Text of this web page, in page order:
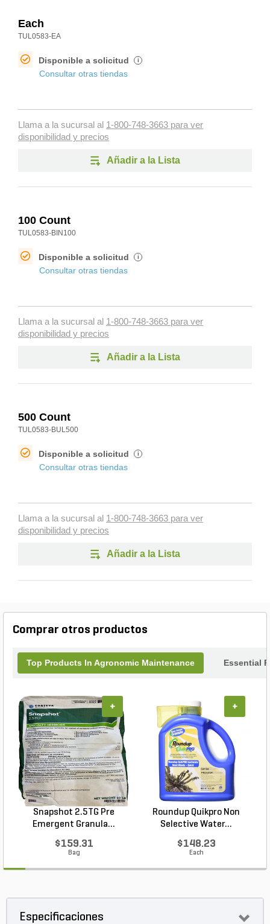
Each
TUL0583-EA
Disponible a solicitud i
Consultar otras tiendas
Llama a la sucursal al 1-800-748-3663 para ver
disponibilidad y precios
Añadir a la Lista
100 Count
TUL0583-BIN100
Disponible a solicitud i
Consultar otras tiendas
Llama a la sucursal al 1-800-748-3663 para ver
disponibilidad y precios
Añadir a la Lista
500 Count
TUL0583-BUL500
Disponible a solicitud i
Consultar otras tiendas
Llama a la sucursal al 1-800-748-3663 para ver
disponibilidad y precios
Añadir a la Lista
Comprar otros productos
Top Products In Agronomic Maintenance Essential
Snapshot 2.5TG Pre
Emergent Granula...
$159.31
Bag
+
Roundup Quikpro Non
Selective Water...
$148.23
Each
+
Especificaciones